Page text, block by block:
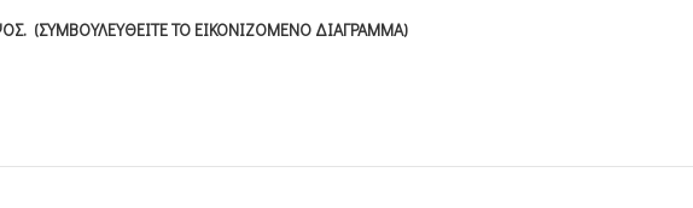
(ΣΥΜΒΟΥΛΕΥΘΕΙΤΕ ΤΟ ΕΙΚΟΝΙΖΟΜΕΝΟ ΔΙΑΓΡΑΜΜΑ)